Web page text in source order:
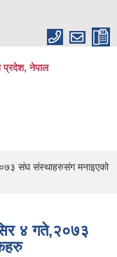
प्रदेश, नेपाल
संघ संस्थाहरुसंग मनाइएको
४ गते,२०७३